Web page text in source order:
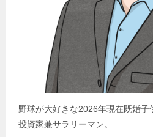
野球が大好きな2026年現在既婚
投資家兼サラリーマン。